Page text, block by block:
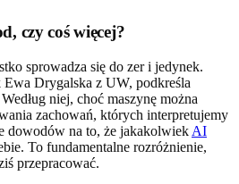
czy coś więcej?
sprowadza się do zer i jedynek.
Drygalska z UW, podkreśla
niej, choć maszynę można
zachowań, których interpretujemy
dowodów na to, że jakakolwiek AI
To fundamentalne rozróżnienie,
przepracować.